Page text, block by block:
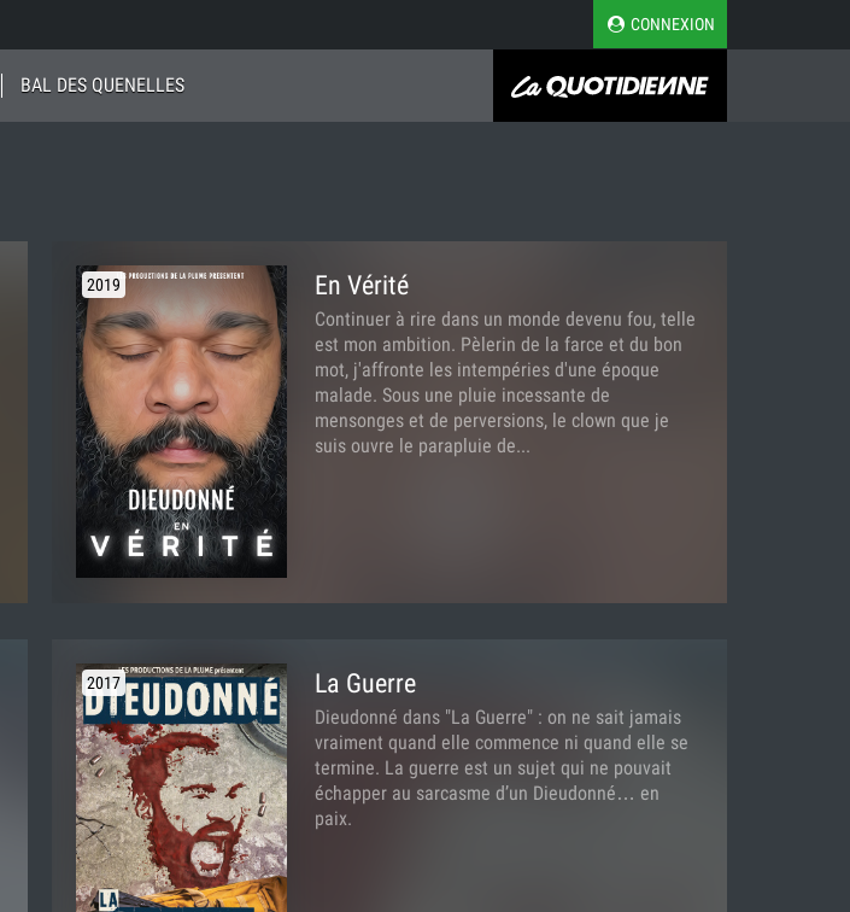
CONNEXION
BAL DES QUENELLES
2019 En Vérité
Continuer à rire dans un monde devenu fou, telle
est mon ambition. Pèlerin de la farce et du bon
mot, j'affronte les intempéries d'une époque
malade. Sous une pluie incessante de
mensonges et de perversions, le clown que je
suis ouvre le parapluie de...
2017 La Guerre
Dieudonné dans "La Guerre" : on ne sait jamais
vraiment quand elle commence ni quand elle se
termine. La guerre est un sujet qui ne pouvait
échapper au sarcasme d’un Dieudonné… en
paix.